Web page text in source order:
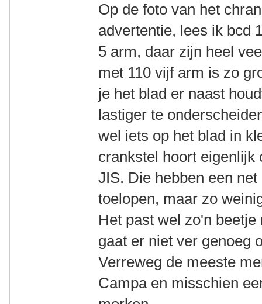
Op de foto van het
advertentie, lees ik bcd
5 arm, daar zijn heel
met 110 vijf arm is zo
je het blad er naast
lastiger te
wel iets op het blad in
crankstel hoort eigenlijk
JIS. Die hebben een
toelopen, maar zo
Het past wel zo'n
gaat er niet ver genoeg
Verreweg de meeste
Campa en misschien